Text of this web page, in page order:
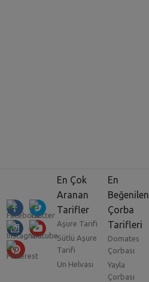
En Çok
Aranan
Tarifler
Aşure Tarifi
Sütlü Aşure
Tarifi
Un Helvası
En
Beğenilen
Çorba
Tarifleri
Domates
Çorbası
Yayla
Çorbası